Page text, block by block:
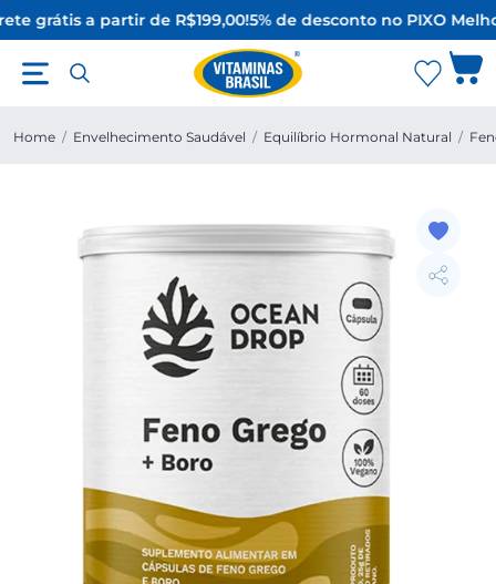
grátis a partir de R$199,00!5% de desconto no PIXO
Home / Envelhecimento Saudável / Equilíbrio Hormonal Natural /